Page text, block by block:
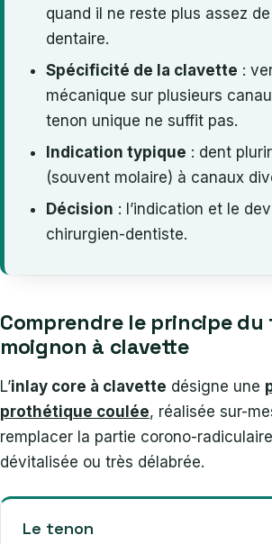
quand il ne reste plus assez
dentaire.
Spécificité de la clavette :
mécanique sur plusieurs
tenon unique ne suffit pas.
Indication typique : dent
(souvent molaire) à canaux
Décision : l’indication et le
chirurgien-dentiste.
Comprendre le principe
moignon à clavette
L’inlay core à clavette désigne une
prothétique coulée, réalisée sur-
remplacer la partie corono-
dévitalisée ou très délabrée.
Le tenon